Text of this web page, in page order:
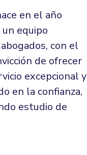
en el año
equipo
con el
de ofrecer
excepcional y
en la confianza,
estudio de